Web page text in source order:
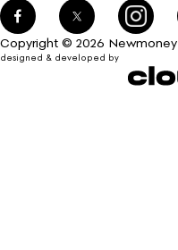
Copyright © 2026 Newmoney
designed & developed by